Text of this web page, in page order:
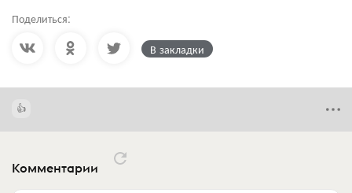
Поделиться:
В закладки
Комментарии